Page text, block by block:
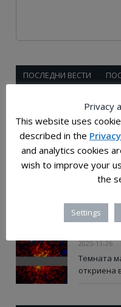
ПОСЛЕДНИ ВЕСТИ
2025-12-28
мерка на
2025-12-03
Слатки
во
2025-11-26
Темната
откриена
Privacy
This website uses
described in the
and analytics cookies
wish to improve your
the
Settings